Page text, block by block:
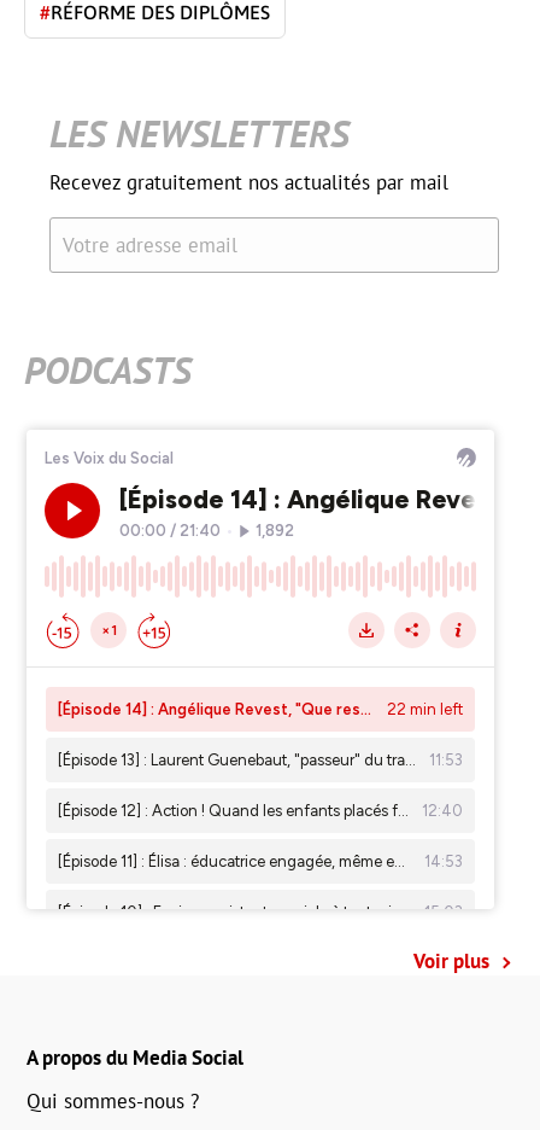
#RÉFORME DES DIPLÔMES
LES NEWSLETTERS
Recevez gratuitement nos actualités par mail
Votre adresse email
PODCASTS
Voir plus
A propos du Media Social
Qui sommes-nous ?